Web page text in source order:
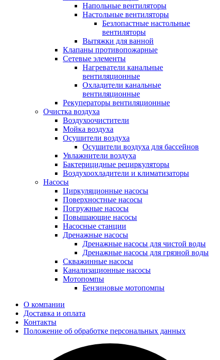
Напольные вентиляторы
Настольные вентиляторы
Безлопастные настольные
вентиляторы
Вытяжки для ванной
Клапаны противопожарные
Сетевые элементы
Нагреватели канальные
вентиляционные
Охладители канальные
вентиляционные
Рекуператоры вентиляционные
Очистка воздуха
Воздухоочистители
Мойка воздуха
Осушители воздуха
Осушители воздуха для бассейнов
Увлажнители воздуха
Бактерицидные рециркуляторы
Воздухоохладители и климатизаторы
Насосы
Циркуляционные насосы
Поверхностные насосы
Погружные насосы
Повышающие насосы
Насосные станции
Дренажные насосы
Дренажные насосы для чистой воды
Дренажные насосы для грязной воды
Скважинные насосы
Канализационные насосы
Мотопомпы
Бензиновые мотопомпы
О компании
Доставка и оплата
Контакты
Положение об обработке персональных данных